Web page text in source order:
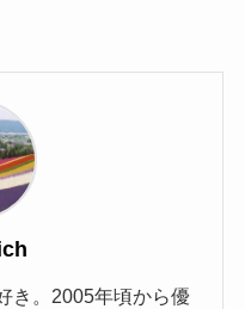
き。2005年頃から優